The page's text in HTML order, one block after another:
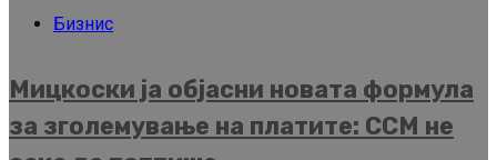
Бизнис
Мицкоски ја објасни новата формула
за зголемување на платите: ССМ не